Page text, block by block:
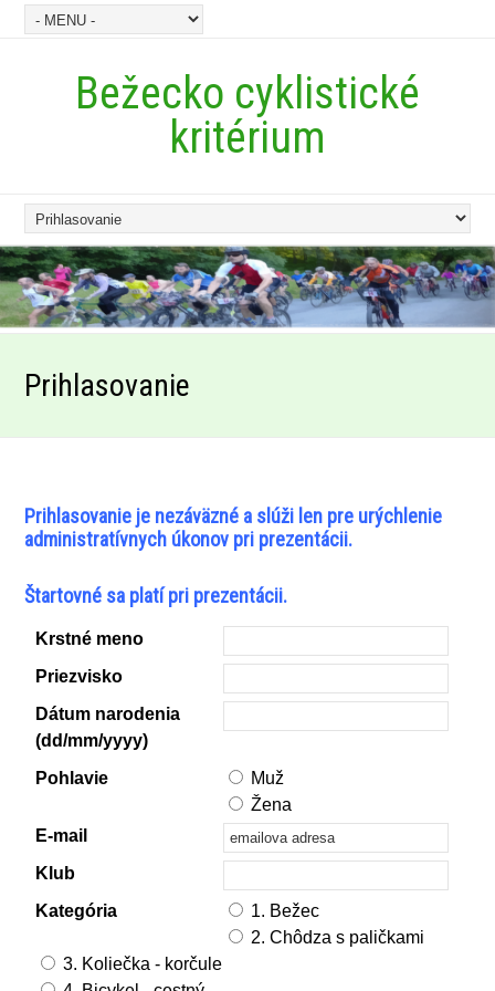
Bežecko cyklistické
kritérium
Prihlasovanie
Prihlasovanie je nezáväzné a slúži len pre urýchlenie
administratívnych úkonov pri prezentácii.
Štartovné sa platí pri prezentácii.
Krstné meno
Priezvisko
Dátum narodenia
(dd/mm/yyyy)
Pohlavie
Muž
Žena
E-mail
Klub
Kategória
1. Bežec
2. Chôdza s paličkami
3. Koliečka - korčule